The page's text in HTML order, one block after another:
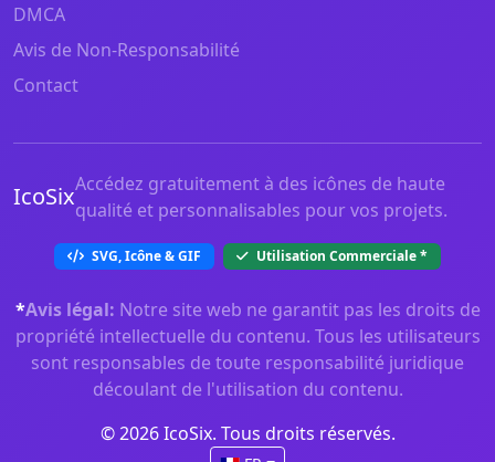
DMCA
Avis de Non-Responsabilité
Contact
IcoSixAccédez gratuitement à des icônes de haute
qualité et personnalisables pour vos projets.
SVG, Icône & GIF Utilisation Commerciale*
*Avis légal: Notre site web ne garantit pas les droits de
propriété intellectuelle du contenu. Tous les utilisateurs
sont responsables de toute responsabilité juridique
découlant de l'utilisation du contenu.
© 2026 IcoSix. Tous droits réservés.